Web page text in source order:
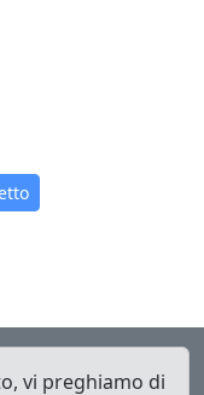
vi preghiamo di